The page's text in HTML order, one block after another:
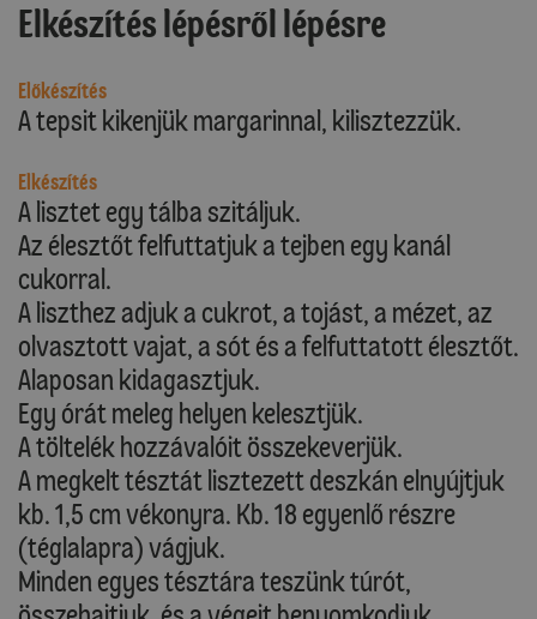
Elkészítés lépésről lépésre
Előkészítés
A tepsit kikenjük margarinnal, kilisztezzük.
Elkészítés
A lisztet egy tálba szitáljuk.
Az élesztőt felfuttatjuk a tejben egy kanál
cukorral.
A liszthez adjuk a cukrot, a tojást, a mézet, az
olvasztott vajat, a sót és a felfuttatott élesztőt.
Alaposan kidagasztjuk.
Egy órát meleg helyen kelesztjük.
A töltelék hozzávalóit összekeverjük.
A megkelt tésztát lisztezett deszkán elnyújtjuk
kb. 1,5 cm vékonyra. Kb. 18 egyenlő részre
(téglalapra) vágjuk.
Minden egyes tésztára teszünk túrót,